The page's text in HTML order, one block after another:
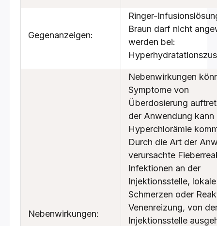
Gegenanzeigen:
Ringer-
Braun darf nicht
werden bei:
Nebenwirkungen:
Nebenwirkungen
Symptome von
Überdosierung
der Anwendung kann
Hyperchlorämie
Durch die Art der
verursachte
Infektionen an der
Injektionsstelle, lokale
Schmerzen oder
Venenreizung, von
Injektionsstelle